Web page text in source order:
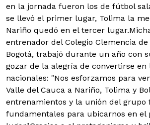
en la jornada fueron los de fútbol
se llevó el primer lugar, Tolima la
Nariño quedó en el tercer
entrenador del Colegio Clemencia de
Bogotá, trabajó durante un año con
gozar de la alegría de convertirse en
nacionales: "Nos esforzamos para
Valle del Cauca a Nariño, Tolima y
entrenamientos y la unión del grupo
fundamentales para ubicarnos en el